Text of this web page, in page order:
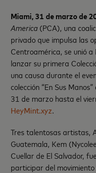
Miami, 31 de marzo de
America (PCA), una
privado que impulsa las
Centroamérica, se unió
lanzar su primera
una causa durante el
colección “En Sus
31 de marzo hasta el
HeyMint.xyz.
Tres talentosas artistas,
Guatemala, Kem
Cuellar de El Salvador,
participar del